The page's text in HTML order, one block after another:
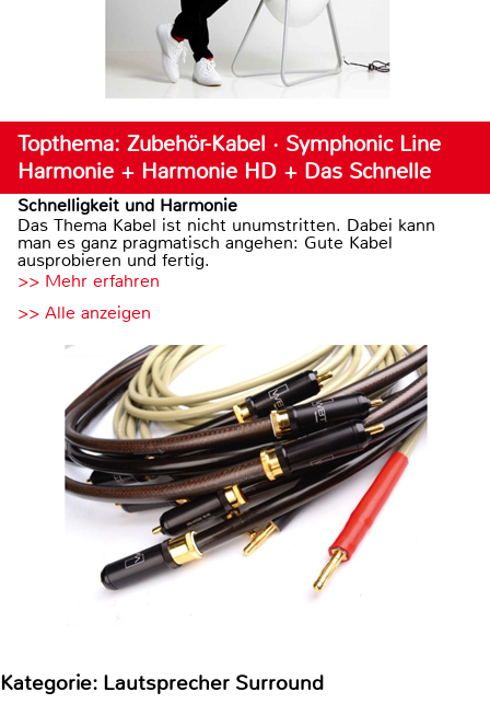
Topthema: Zubehör-Kabel · Symphonic Line
Harmonie + Harmonie HD + Das Schnelle
Schnelligkeit und Harmonie
Das Thema Kabel ist nicht unumstritten. Dabei kann
man es ganz pragmatisch angehen: Gute Kabel
ausprobieren und fertig.
>> Mehr erfahren
>> Alle anzeigen
Kategorie: Lautsprecher Surround